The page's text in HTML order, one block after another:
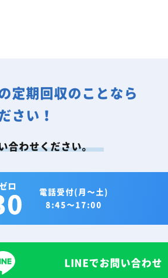
定期回収のことなら
さい！
合わせください。
電話受付(月～土)
8:45～17:00
LINEでお問い合わせ